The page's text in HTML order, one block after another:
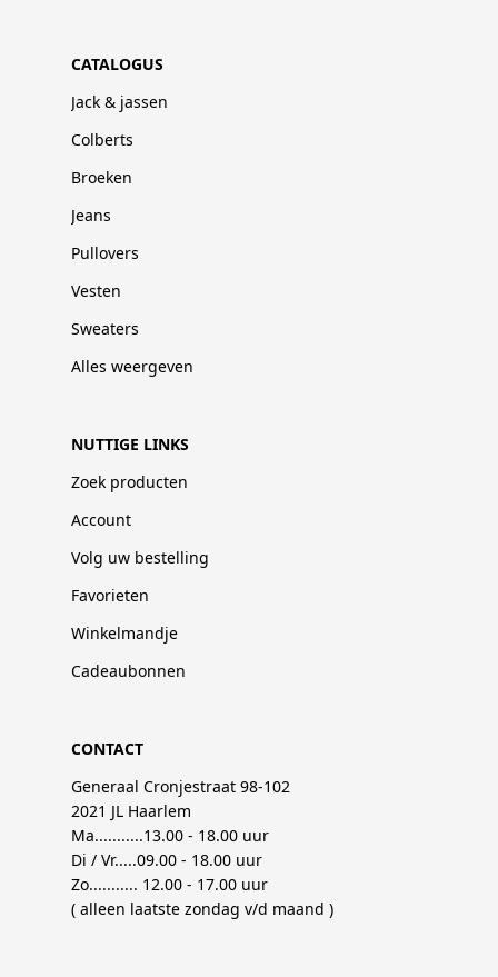
CATALOGUS
Jack & jassen
Colberts
Broeken
Jeans
Pullovers
Vesten
Sweaters
Alles weergeven
NUTTIGE LINKS
Zoek producten
Account
Volg uw bestelling
Favorieten
Winkelmandje
Cadeaubonnen
CONTACT
Generaal Cronjestraat 98-102
2021 JL Haarlem
Ma...........13.00 - 18.00 uur
Di / Vr.....09.00 - 18.00 uur
Zo........... 12.00 - 17.00 uur
( alleen laatste zondag v/d maand )